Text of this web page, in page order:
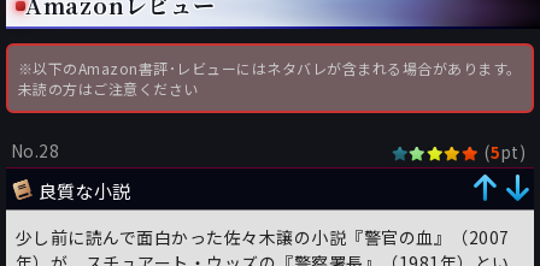
※以下のAmazon書評･レビューにはネタバレが含まれる場合があります。
未読の方はご注意ください
No.28 (5pt)
良質な小説
少し前に読んで面白かった佐々木譲の小説『警官の血』（2007